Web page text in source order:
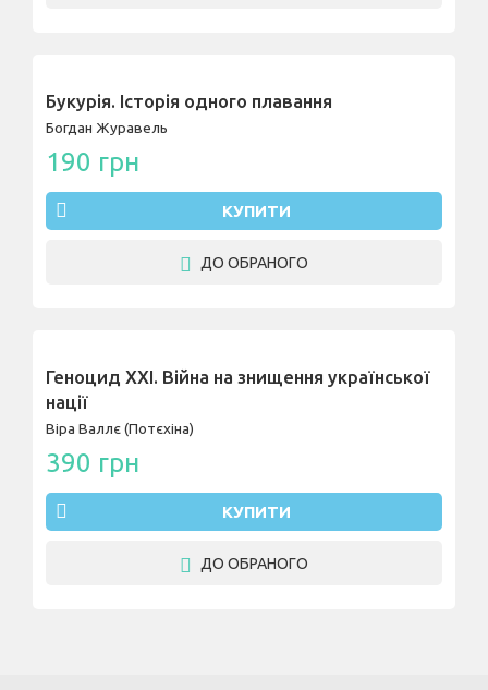
Букурія. Історія одного плавання
Богдан Журавель
190 грн
КУПИТИ
ДО ОБРАНОГО
Геноцид ХХІ. Війна на знищення української
нації
Віра Валлє (Потєхіна)
390 грн
КУПИТИ
ДО ОБРАНОГО